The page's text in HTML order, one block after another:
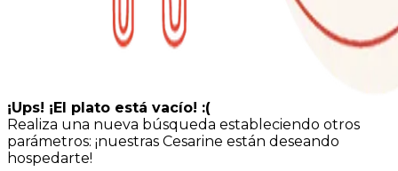
¡Ups! ¡El plato está vacío! :(
Realiza una nueva búsqueda estableciendo otros
parámetros: ¡nuestras Cesarine están deseando
hospedarte!